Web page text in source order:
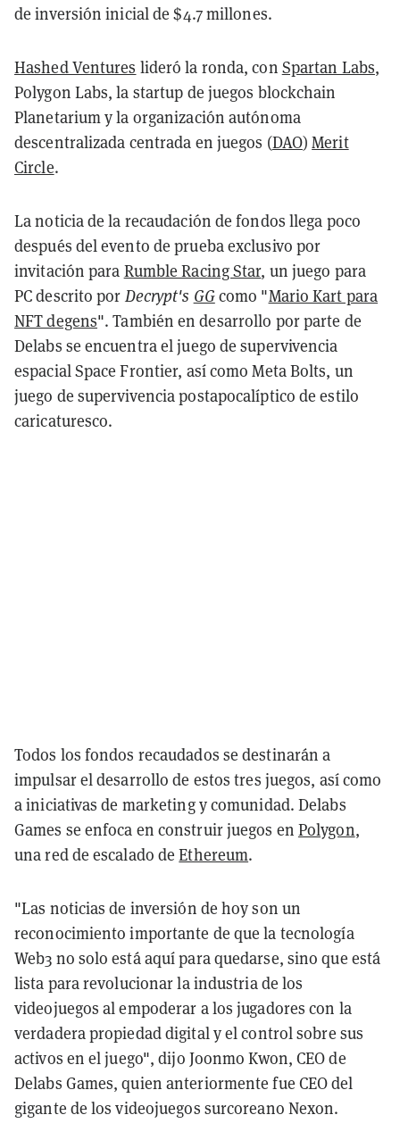
de inversión inicial de $4.7 millones.
Hashed Ventures lideró la ronda, con Spartan Labs,
Polygon Labs, la startup de juegos blockchain
Planetarium y la organización autónoma
descentralizada centrada en juegos (DAO)Merit
Circle.
La noticia de la recaudación de fondos llega poco
después del evento de prueba exclusivo por
invitación para Rumble Racing Star, un juego para
PC descrito por Decrypt's GGcomo "Mario Kart para
NFT degens". También en desarrollo por parte de
Delabs se encuentra el juego de supervivencia
espacial Space Frontier, así como Meta Bolts, un
juego de supervivencia postapocalíptico de estilo
caricaturesco.
Todos los fondos recaudados se destinarán a
impulsar el desarrollo de estos tres juegos, así como
a iniciativas de marketing y comunidad. Delabs
Games se enfoca en construir juegos en Polygon,
una red de escalado deEthereum.
"Las noticias de inversión de hoy son un
reconocimiento importante de que la tecnología
Web3 no solo está aquí para quedarse, sino que está
lista para revolucionar la industria de los
videojuegos al empoderar a los jugadores con la
verdadera propiedad digital y el control sobre sus
activos en el juego", dijo Joonmo Kwon, CEO de
Delabs Games, quien anteriormente fue CEO del
gigante de los videojuegos surcoreano Nexon.